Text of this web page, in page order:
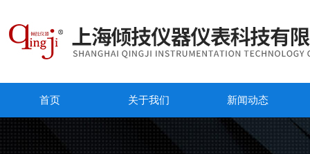
首页 关于我们 新闻动态